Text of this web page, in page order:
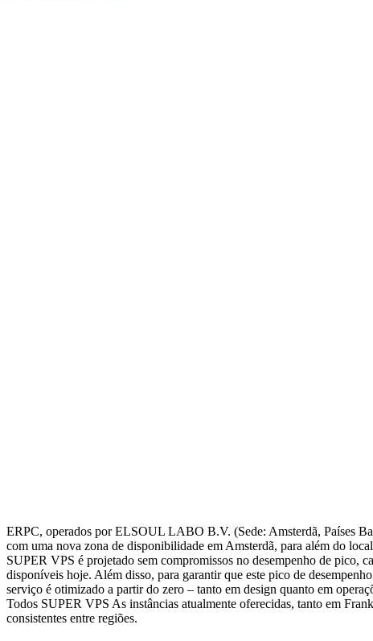
ERPC, operados por ELSOUL LABO B.V. (Sede: Amsterdã, Países
com uma nova zona de disponibilidade em Amsterdã, para além do
SUPER VPS é projetado sem compromissos no desempenho de pico,
disponíveis hoje. Além disso, para garantir que este pico de
serviço é otimizado a partir do zero – tanto em design quanto em
Todos SUPER VPS As instâncias atualmente oferecidas, tanto em
consistentes entre regiões.